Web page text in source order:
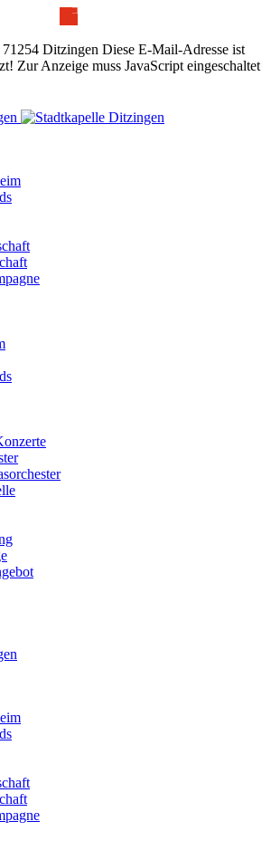
Ditzingen Diese E-Mail-Adresse ist
Zur Anzeige muss JavaScript eingeschaltet